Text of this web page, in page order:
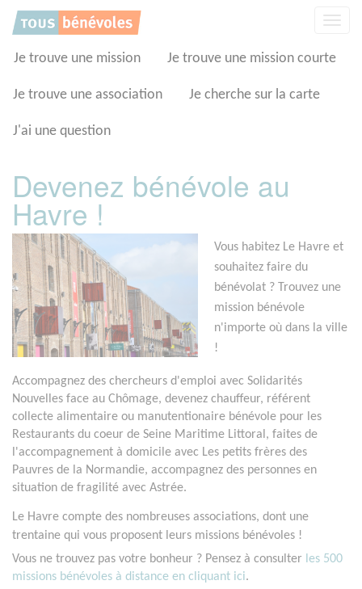
Je trouve une mission Je trouve une mission courte
Je trouve une association Je cherche sur la carte
J'ai une question
Devenez bénévole au
Havre !
Vous habitez Le Havre et
souhaitez faire du
bénévolat ? Trouvez une
mission bénévole
n'importe où dans la ville
!
Accompagnez des chercheurs d'emploi avec Solidarités
Nouvelles face au Chômage, devenez chauffeur, référent
collecte alimentaire ou manutentionaire bénévole pour les
Restaurants du coeur de Seine Maritime Littoral, faites de
l'accompagnement à domicile avec Les petits frères des
Pauvres de la Normandie, accompagnez des personnes en
situation de fragilité avec Astrée.
Le Havre compte des nombreuses associations, dont une
trentaine qui vous proposent leurs missions bénévoles !
Vous ne trouvez pas votre bonheur ? Pensez à consulter les 500
missions bénévoles à distance en cliquant ici.
Panneau de gestion des cookies